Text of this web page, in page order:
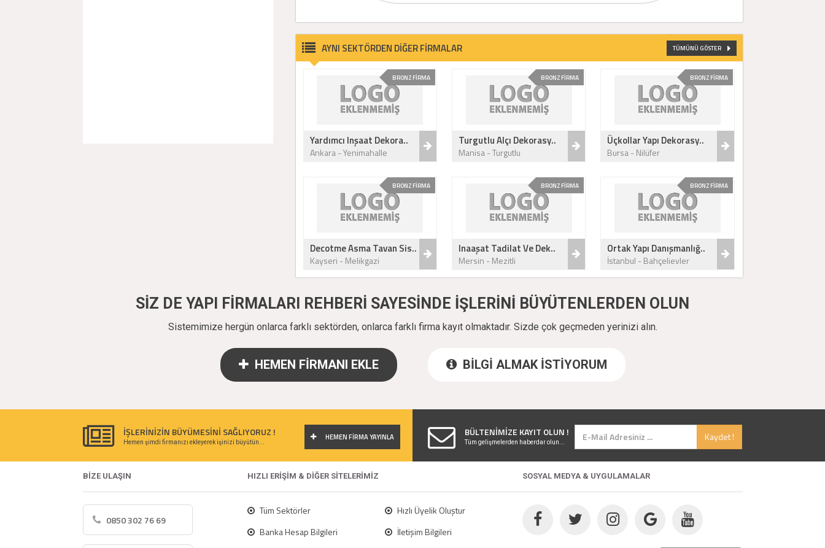
AYNI SEKTÖRDEN DİĞER FİRMALAR TÜMÜNÜ GÖSTER
BRONZ FİRMA
Yardımcı Inşaat Dekora..
Ankara - Yenimahalle
BRONZ FİRMA
Turgutlu Alçı Dekorasy..
Manisa - Turgutlu
BRONZ FİRMA
Üçkollar Yapı Dekorasy..
Bursa - Nilüfer
BRONZ FİRMA
Decotme Asma Tavan Sis..
Kayseri - Melikgazi
BRONZ FİRMA
Inaaşat Tadilat Ve Dek..
Mersin - Mezitli
BRONZ FİRMA
Ortak Yapı Danışmanlığ..
İstanbul - Bahçelievler
SİZ DE YAPI FİRMALARI REHBERİ SAYESİNDE İŞLERİNİ BÜYÜTENLERDEN OLUN
Sistemimize hergün onlarca farklı sektörden, onlarca farklı firma kayıt olmaktadır. Sizde çok geçmeden yerinizi alın.
HEMEN FİRMANI EKLE BİLGİ ALMAK İSTİYORUM
İŞLERİNİZİN BÜYÜMESİNİ SAĞLIYORUZ ! HEMEN FİRMA YAYINLA
Hemen şimdi firmanızı ekleyerek işinizi büyütün...
BÜLTENİMİZE KAYIT OLUN ! Kaydet !
Tüm gelişmelerden haberdar olun...
BİZE ULAŞIN HIZLI ERİŞİM & DİĞER SİTELERİMİZ SOSYAL MEDYA & UYGULAMALAR
0850 302 76 69
Tüm Sektörler
Hızlı Üyelik Oluştur
Banka Hesap Bilgileri
İletişim Bilgileri